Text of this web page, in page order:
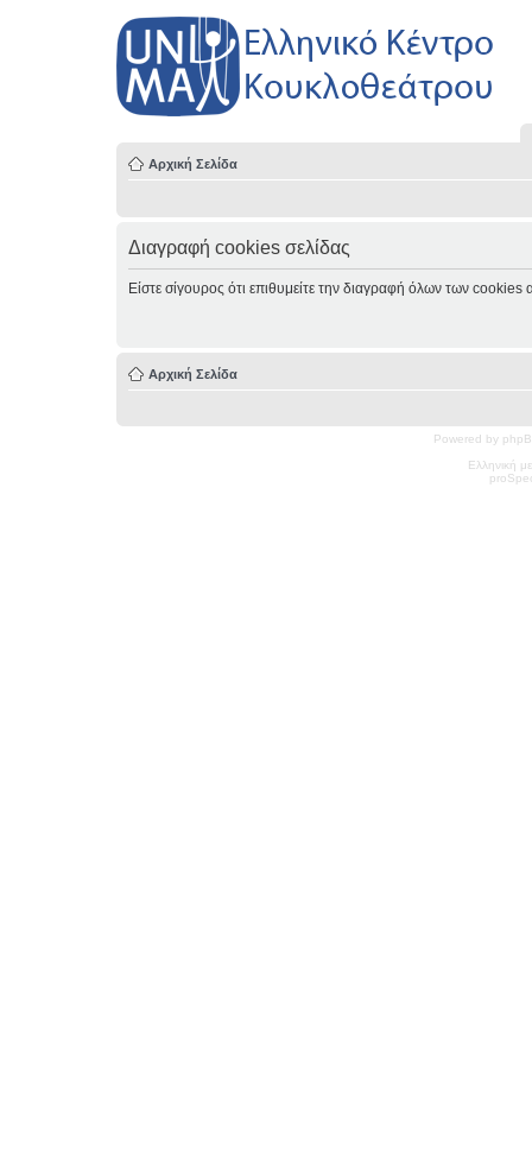
Αρχική Σελίδα
Διαγραφή cookies σελίδας
Είστε σίγουρος ότι επιθυμείτε την διαγραφή όλων των cookies
Αρχική Σελίδα
Powered by
Ελληνική
pro